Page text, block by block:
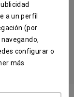
EN EL
NUEVA
a un perfil
(por
configurar o
más